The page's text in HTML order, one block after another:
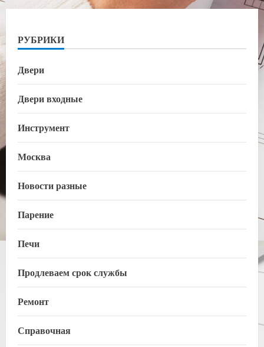
РУБРИКИ
Двери
Двери входные
Инструмент
Москва
Новости разные
Парение
Печи
Продлеваем срок службы
Ремонт
Справочная